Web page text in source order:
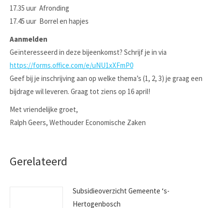
17.35 uur Afronding
17.45 uur Borrel en hapjes
Aanmelden
Geïnteresseerd in deze bijeenkomst? Schrijf je in via
https://forms.office.com/e/uNU1xXFmP0
Geef bij je inschrijving aan op welke thema’s (1, 2, 3) je graag een
bijdrage wil leveren. Graag tot ziens op 16 april!
Met vriendelijke groet,
Ralph Geers, Wethouder Economische Zaken
Gerelateerd
Subsidieoverzicht Gemeente ‘s-
Hertogenbosch